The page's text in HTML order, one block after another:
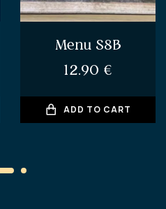
Menu S8B
12.90 €
ADD TO CART